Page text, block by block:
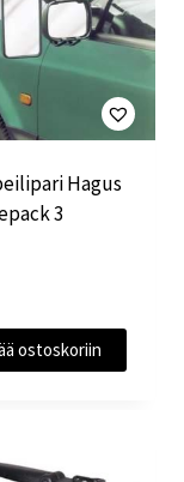
Hagus
3
ostoskoriin